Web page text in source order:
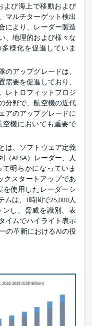
よび海上で移動および
マルチターゲット検出
により、レーダー製造
、地理的および様々な
様化を促進していま
アップグレードは、
要を促進しており、
レトロフィットプロジ
分野で、航空機の近代
アのアップグレードに
機においても重要で
は、ソフトウェア定義
AESA）レーダー、人
明らかになっていま
クスタートアップであ
を使用したレーダーシ
は、1時間で25,000人
し、脅威を識別、表
イムでハイライト表示
の革新におけるAIの役